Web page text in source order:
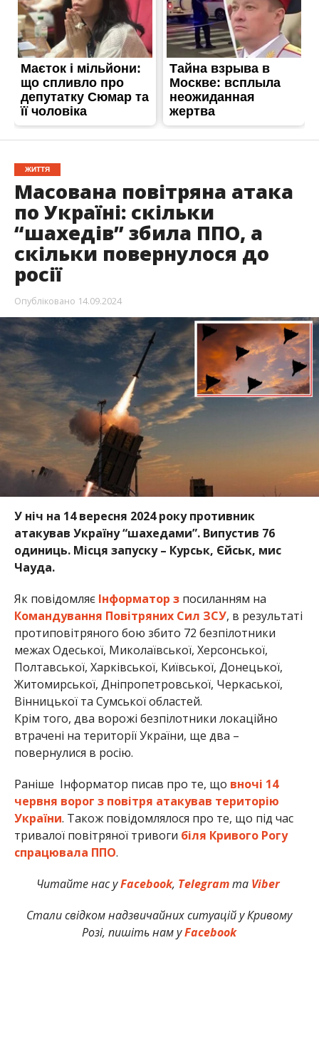
ЖИТТЯ
Масована повітряна атака
по Україні: скільки
“шахедів” збила ППО, а
скільки повернулося до
росії
Опубліковано 14.09.2024
У ніч на 14 вересня 2024 року противник
атакував Україну “шахедами”. Випустив 76
одиниць. Місця запуску – Курськ, Єйськ, мис
Чауда.
Як повідомляє Інформатор зпосиланням на
Командування Повітряних Сил ЗСУ, в результаті
протиповітряного бою збито 72 безпілотники
межах Одеської, Миколаївської, Херсонської,
Полтавської, Харківської, Київської, Донецької,
Житомирської, Дніпропетровської, Черкаської,
Вінницької та Сумської областей.
Крім того, два ворожі безпілотники локаційно
втрачені на території України, ще два –
повернулися в росію.
Раніше Інформатор писав про те, що вночі 14
червня ворог з повітря атакував територію
України. Також повідомлялося про те, що під час
тривалої повітряної тривоги біля Кривого Рогу
спрацювала ППО.
Читайте нас уFacebook, Telegramта Viber
Стали свідком надзвичайних ситуацій у Кривому
Розі, пишіть нам уFacebook